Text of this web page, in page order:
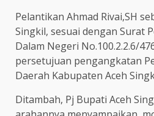
Pelantikan Ahmad Rivai,SH
Singkil, sesuai dengan Surat
Dalam Negeri No.100.2.2.6/
persetujuan pengangkatan
Daerah Kabupaten Aceh
Ditambah, Pj Bupati Aceh